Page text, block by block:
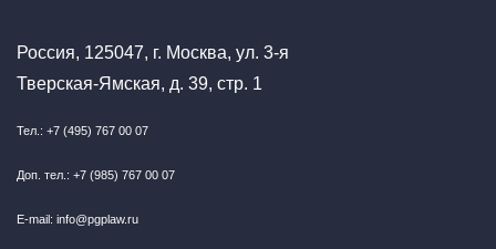
Россия, 125047, г. Москва, ул. 3-я
Тверская-Ямская, д. 39, стр. 1
Тел.: +7 (495) 767 00 07
Доп. тел.: +7 (985) 767 00 07
E-mail: info@pgplaw.ru